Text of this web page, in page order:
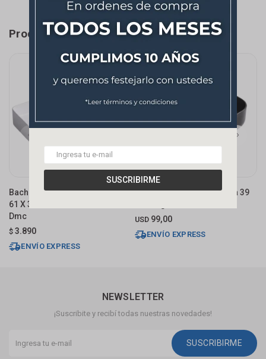
SUSCRIBIRME
Productos que te pueden interesar
Bacha De Apoyo Rectangular
61 X 35 Cm Blanca Brillante
Dmc
$ 3.890
ENVÍO EXPRESS
Bacha De Apoyo Cuadrada 39
USD 99,00
ENVÍO EXPRESS
NEWSLETTER
¡Suscribite y recibí todas nuestras novedades!
SUSCRIBIRME